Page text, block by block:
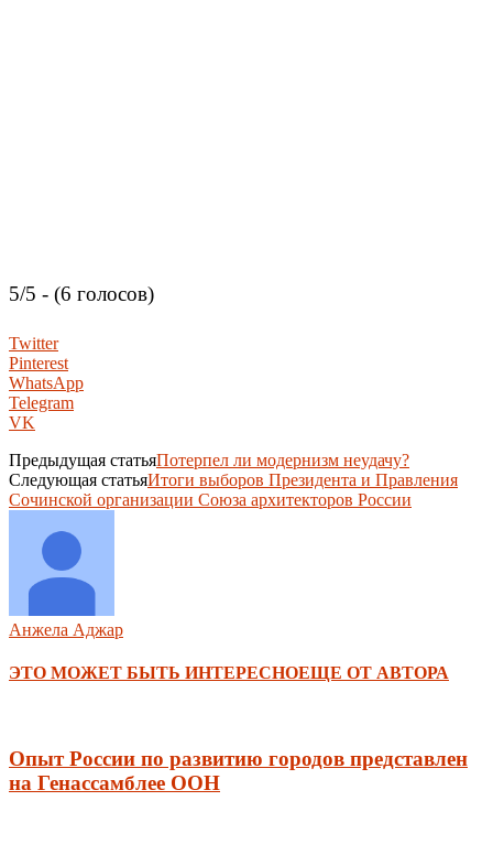
5/5 - (6 голосов)
Twitter
Pinterest
WhatsApp
Telegram
VK
Предыдущая статьяПотерпел ли модернизм неудачу?
Следующая статьяИтоги выборов Президента и Правления
Сочинской организации Союза архитекторов России
Анжела Аджар
ЭТО МОЖЕТ БЫТЬ ИНТЕРЕСНОЕЩЕ ОТ АВТОРА
Опыт России по развитию городов представлен
на Генассамблее ООН